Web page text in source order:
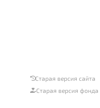
Старая версия сайта
Старая версия фонда